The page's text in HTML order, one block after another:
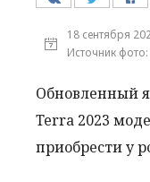
18 сентября
Источник
Обновленный
Terra 2023
приобрести у